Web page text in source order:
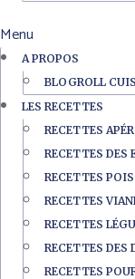
Menu
A PROPOS
BLOGROLL
LES RECETTES
RECETTES
RECETTES DES
RECETTES
RECETTES
RECETTES
RECETTES DES
RECETTES